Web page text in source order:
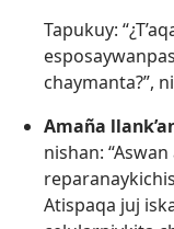
Tapukuy:
chaymanta?”,
Amaña
nishan:
Atispaqa juj